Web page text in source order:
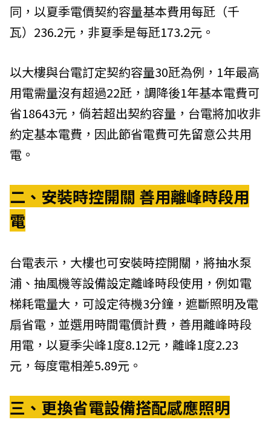
同，以夏季電價契約容量基本費用每瓩（千
瓦）236.2元，非夏季是每瓩173.2元。
以大樓與台電訂定契約容量30瓩為例，1年最高
用電需量沒有超過22瓩，調降後1年基本電費可
省18643元，倘若超出契約容量，台電將加收非
約定基本電費，因此節省電費可先留意公共用
電。
二、安裝時控開關 善用離峰時段用
電
台電表示，大樓也可安裝時控開關，將抽水泵
浦、抽風機等設備設定離峰時段使用，例如電
梯耗電量大，可設定待機3分鐘，遮斷照明及電
扇省電，並選用時間電價計費，善用離峰時段
用電，以夏季尖峰1度8.12元，離峰1度2.23
元，每度電相差5.89元。
三、更換省電設備搭配感應照明